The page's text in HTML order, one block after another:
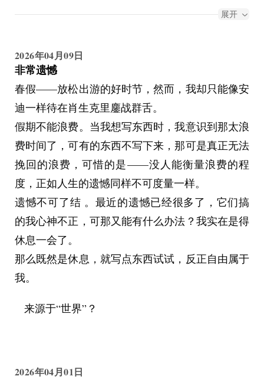
正带着老人向安全出口离开的警员边扒拉着杂物边
打断道：“你可少耍威风吧！快来帮忙，别光看
着。”那俩警员连忙对青年微笑了下，转身跑去三
下五除二就搬开了堆积如山的垃圾杂物从安全出口
出去了。
青年有些诧异，但一想到距离面试还有半小时，便
不由得加快了脚步。
走出车站，全息投影的树精致地矗立在正对着大门
的草坪上，一辆电车正从远处驶来，青年看了看时
间“四点四十四？哎呀我得快点了！”但电车却不慌
不忙的穿越着车站外墙，年轻人显然有些等不及
了，但周边的人却对此毫不在乎似的安静地看着手
面赫然印着城市的海报与纪实，与此同时电车也顺
我们是时代的前沿，时代的顶峰！
展开
2026年04月09日
非常遗憾
春假——放松出游的好时节，然而，我却只能像安
迪一样待在肖生克里鏖战群舌。
假期不能浪费。当我想写东西时，我意识到那太浪
费时间了，可有的东西不写下来，那可是真正无法
挽回的浪费，可惜的是——没人能衡量浪费的程
度，正如人生的遗憾同样不可度量一样。
遗憾不可了结 。最近的遗憾已经很多了，它们搞
的我心神不正，可那又能有什么办法？我实在是得
休息一会了。
那么既然是休息，就写点东西试试，反正自由属于
我。
来源于“世界”？
2026年04月01日